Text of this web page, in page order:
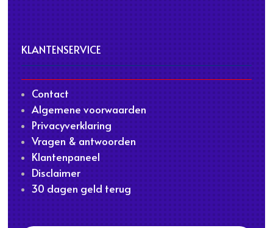
KLANTENSERVICE
Contact
Algemene voorwaarden
Privacyverklaring
Vragen & antwoorden
Klantenpaneel
Disclaimer
30 dagen geld terug